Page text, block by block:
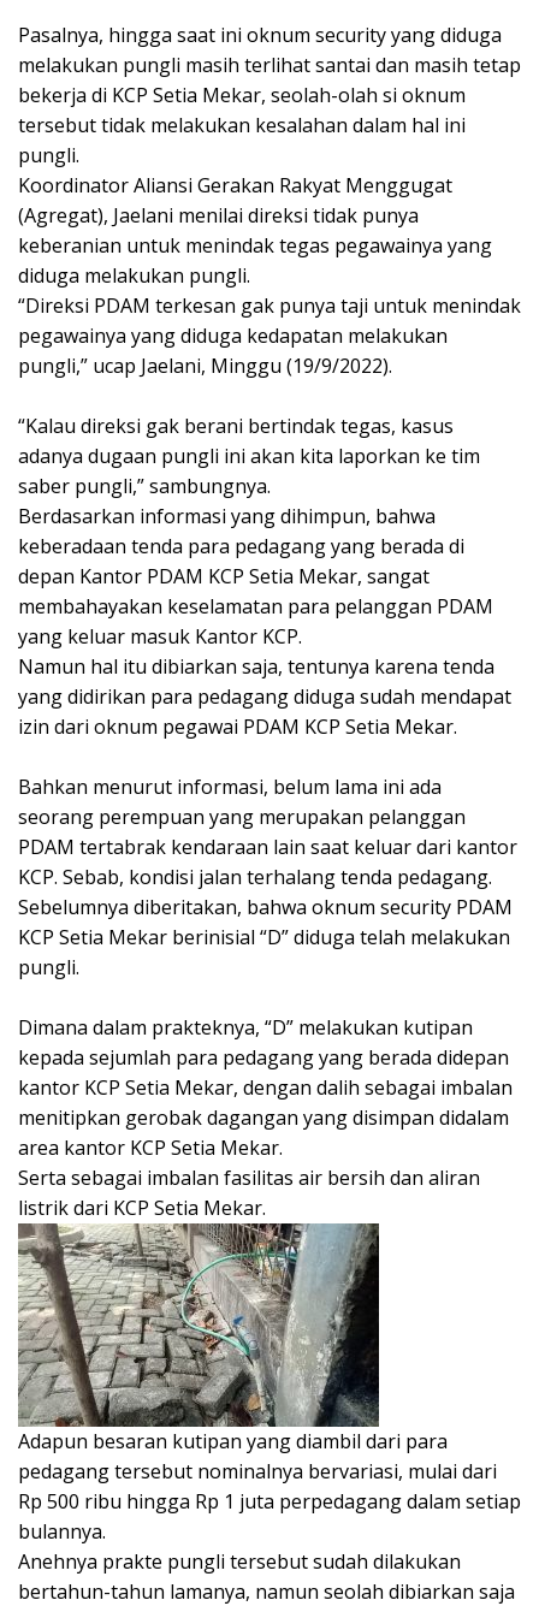
Pasalnya, hingga saat ini oknum security yang diduga
melakukan pungli masih terlihat santai dan masih tetap
bekerja di KCP Setia Mekar, seolah-olah si oknum
tersebut tidak melakukan kesalahan dalam hal ini
pungli.
Koordinator Aliansi Gerakan Rakyat Menggugat
(Agregat), Jaelani menilai direksi tidak punya
keberanian untuk menindak tegas pegawainya yang
diduga melakukan pungli.
“Direksi PDAM terkesan gak punya taji untuk menindak
pegawainya yang diduga kedapatan melakukan
pungli,” ucap Jaelani, Minggu (19/9/2022).
“Kalau direksi gak berani bertindak tegas, kasus
adanya dugaan pungli ini akan kita laporkan ke tim
saber pungli,” sambungnya.
Berdasarkan informasi yang dihimpun, bahwa
keberadaan tenda para pedagang yang berada di
depan Kantor PDAM KCP Setia Mekar, sangat
membahayakan keselamatan para pelanggan PDAM
yang keluar masuk Kantor KCP.
Namun hal itu dibiarkan saja, tentunya karena tenda
yang didirikan para pedagang diduga sudah mendapat
izin dari oknum pegawai PDAM KCP Setia Mekar.
Bahkan menurut informasi, belum lama ini ada
seorang perempuan yang merupakan pelanggan
PDAM tertabrak kendaraan lain saat keluar dari kantor
KCP. Sebab, kondisi jalan terhalang tenda pedagang.
Sebelumnya diberitakan, bahwa oknum security PDAM
KCP Setia Mekar berinisial “D” diduga telah melakukan
pungli.
Dimana dalam prakteknya, “D” melakukan kutipan
kepada sejumlah para pedagang yang berada didepan
kantor KCP Setia Mekar, dengan dalih sebagai imbalan
menitipkan gerobak dagangan yang disimpan didalam
area kantor KCP Setia Mekar.
Serta sebagai imbalan fasilitas air bersih dan aliran
listrik dari KCP Setia Mekar.
Adapun besaran kutipan yang diambil dari para
pedagang tersebut nominalnya bervariasi, mulai dari
Rp 500 ribu hingga Rp 1 juta perpedagang dalam setiap
bulannya.
Anehnya prakte pungli tersebut sudah dilakukan
bertahun-tahun lamanya, namun seolah dibiarkan saja